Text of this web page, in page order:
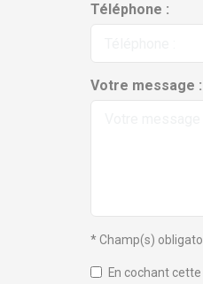
Téléphone :
Votre message
* Champ(s)
En cochant